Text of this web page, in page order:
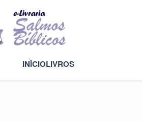
INÍCIOLIVROS